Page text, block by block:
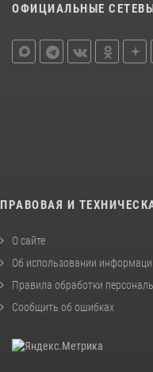
ОФИЦИАЛЬНЫЕ
ПРАВОВАЯ И
О сайте
Об использовании
Правила обработки
Сообщить об ошибках